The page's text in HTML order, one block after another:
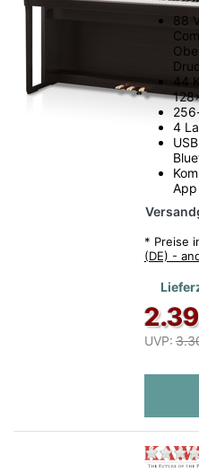
88
44
4
App
* Preise
(DE) -
UVP: